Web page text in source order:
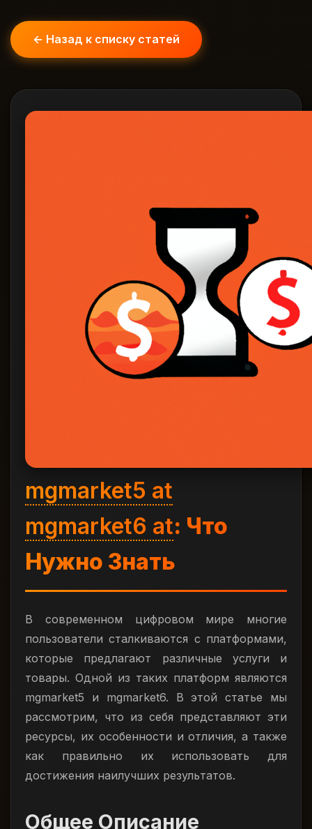
← Назад к списку статей
mgmarket5 at
mgmarket6 at: Что
Нужно Знать
В современном цифровом мире многие
пользователи сталкиваются с платформами,
которые предлагают различные услуги и
товары. Одной из таких платформ являются
mgmarket5 и mgmarket6. В этой статье мы
рассмотрим, что из себя представляют эти
ресурсы, их особенности и отличия, а также
как правильно их использовать для
достижения наилучших результатов.
Общее Описание